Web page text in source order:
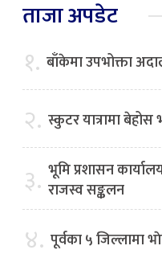
ताजा अपडेट
१. बाँकेमा उपभोक्ता
२. स्कुटर यात्रामा
३. भूमि प्रशासन
राजस्व सङ्कलन
४. पूर्वका ५ जिल्लामा